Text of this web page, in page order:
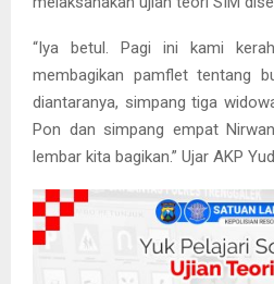
“Iya betul. Pagi ini kami
membagikan pamflet tentang
diantaranya, simpang tiga
Pon dan simpang empat
lembar kita bagikan.” Ujar AKP